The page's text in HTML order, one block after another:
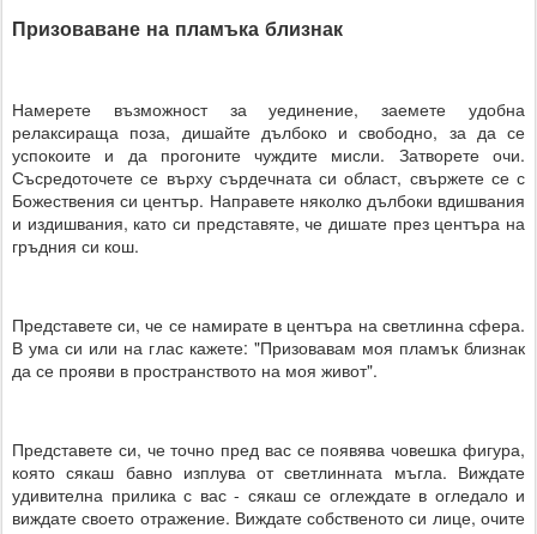
Призоваване на пламъка близнак
Намерете възможност за уединение, заемете удобна
релаксираща поза, дишайте дълбоко и свободно, за да се
успокоите и да прогоните чуждите мисли. Затворете очи.
Съсредоточете се върху сърдечната си област, свържете се с
Божествения си център. Направете няколко дълбоки вдишвания
и издишвания, като си представяте, че дишате през центъра на
гръдния си кош.
Представете си, че се намирате в центъра на светлинна сфера.
В ума си или на глас кажете: "Призовавам моя пламък близнак
да се прояви в пространството на моя живот".
Представете си, че точно пред вас се появява човешка фигура,
която сякаш бавно изплува от светлинната мъгла. Виждате
удивителна прилика с вас - сякаш се оглеждате в огледало и
виждате своето отражение. Виждате собственото си лице, очите